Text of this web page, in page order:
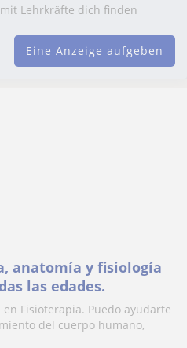
Lehrkräfte dich finden
Eine Anzeige aufgeben
anatomía y fisiología
las edades.
Fisioterapia. Puedo ayudarte
del cuerpo humano,